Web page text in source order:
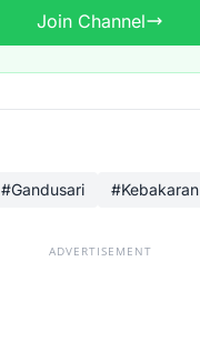
Join Channel
#Gandusari #Kebakaran
ADVERTISEMENT